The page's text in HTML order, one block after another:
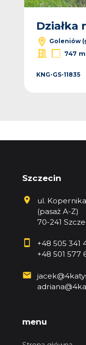
Działka
Goleniów
747 m
KNG-GS-11835
Szczecin
ul.
(pasaż A-Z)
70-241
+48 505 341
+48 501 577
menu